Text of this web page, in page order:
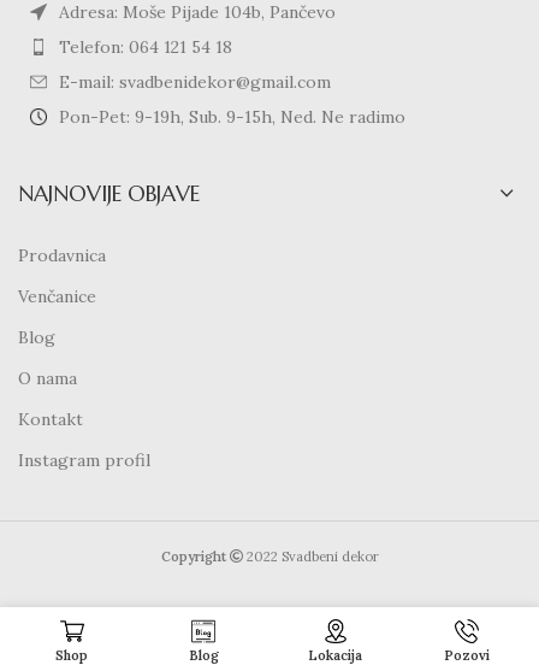
Adresa: Moše Pijade 104b, Pančevo
Telefon: 064 121 54 18
E-mail: svadbenidekor@gmail.com
Pon-Pet: 9-19h, Sub. 9-15h, Ned. Ne radimo
NAJNOVIJE OBJAVE
Prodavnica
Venčanice
Blog
O nama
Kontakt
Instagram profil
Copyright 2022 Svadbeni dekor
Shop Blog Lokacija Pozovi